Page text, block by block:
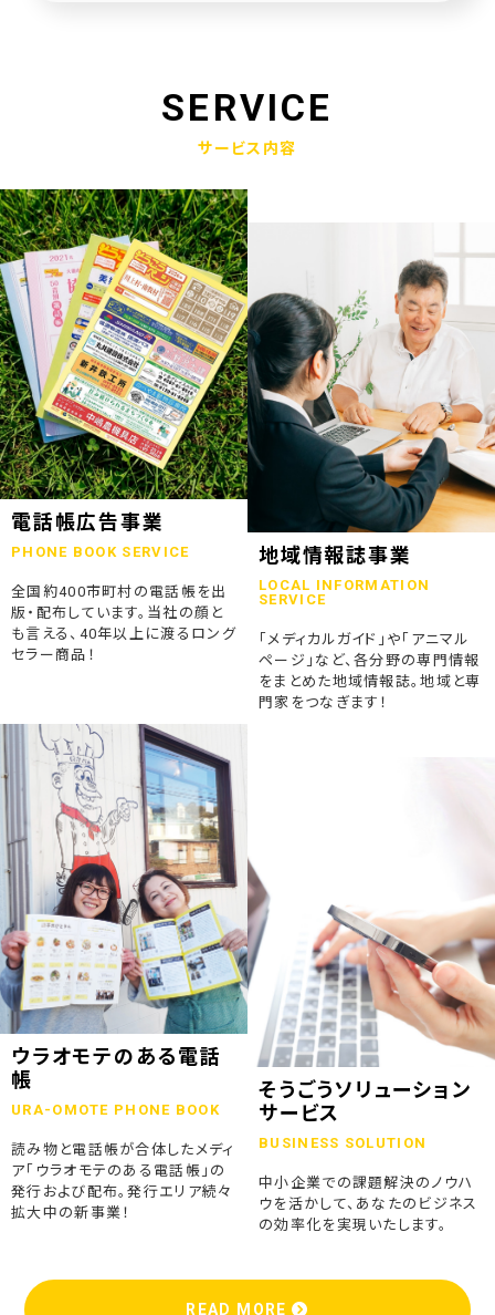
2024.12.17
赤穂市版「わたしの終活覚書」が神戸新聞に掲載されました
2024.11.14
エンディングノート「わたしの終活覚書」書き方講座開催
2024.10.25
赤穂市エンディングノート「わたしの終活覚書」発刊式にて
2024.06.17
「未来創造企業」の第9期に認定されました
2023.07.24
終活ガイド「旅じたくノート」を発行しました
2023.04.04
そうごうページが電子書籍化！
「ウラオモテのある電話帳」がメディアに紹介されました
2023.01.13
弊社顧問税理士小関先生ラジオご出演
SERVICE
サービス内容
電話帳広告事業
PHONE BOOK SERVICE
全国約400市町村の電話帳を出
版・配布しています。当社の顔と
も言える、40年以上に渡るロング
セラー商品！
地域情報誌事業
LOCAL INFORMATION
SERVICE
「メディカルガイド」や「アニマル
ページ」など、各分野の専門情報
をまとめた地域情報誌。地域と専
門家をつなぎます！
ウラオモテのある電話
帳
URA-OMOTE PHONE BOOK
読み物と電話帳が合体したメディ
ア「ウラオモテのある電話帳」の
発行および配布。発行エリア続々
拡大中の新事業！
そうごうソリューション
サービス
BUSINESS SOLUTION
中小企業での課題解決のノウハ
ウを活かして、あなたのビジネス
の効率化を実現いたします。
READ MORE